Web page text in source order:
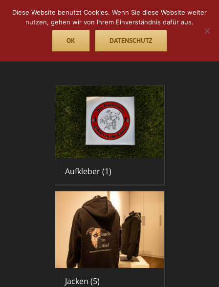
Aufkleber(1)
Jacken (5)
Diese Website benutzt Cookies. Wenn Sie diese Website weiter
nutzen, gehen wir von Ihrem Einverständnis dafür aus.
OK DATENSCHUTZ